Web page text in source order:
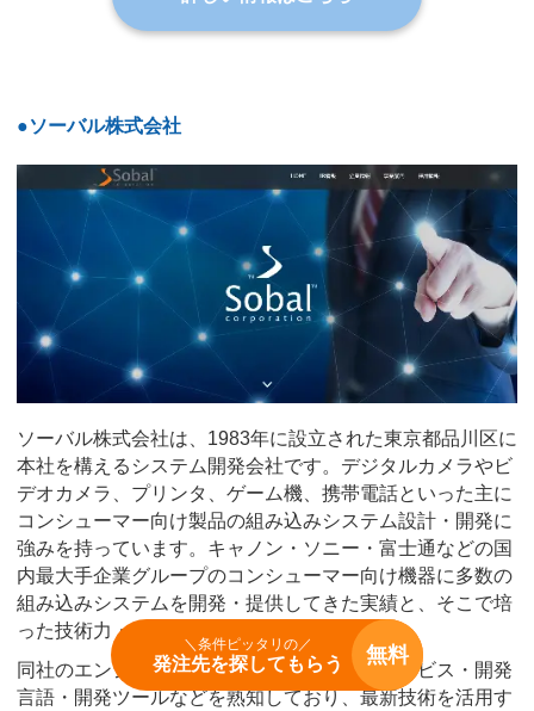
●ソーバル株式会社
ソーバル株式会社は、1983年に設立された東京都品川区に
本社を構えるシステム開発会社です。デジタルカメラやビ
デオカメラ、プリンタ、ゲーム機、携帯電話といった主に
コンシューマー向け製品の組み込みシステム設計・開発に
強みを持っています。キャノン・ソニー・富士通などの国
内最大手企業グループのコンシューマー向け機器に多数の
組み込みシステムを開発・提供してきた実績と、そこで培
った技術力・経験が最大の強みです。
同社のエンジニアは一人ひとりがクラウドサービス・開発
言語・開発ツールなどを熟知しており、最新技術を活用す
＼条件ピッタリの／
発注先を探してもらう 無料